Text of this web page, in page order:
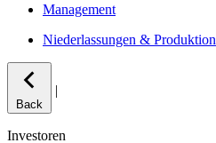
Management
Niederlassungen & Produktion
Back
|
Investoren